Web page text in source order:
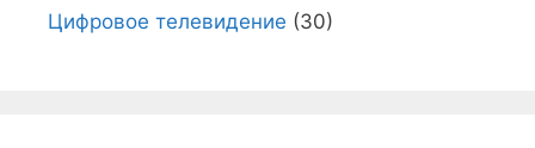
Цифровое телевидение (30)